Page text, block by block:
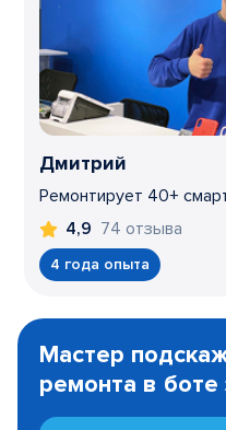
Дмитрий
Ремонтирует 40+
4,9 74 отзыва
4 года опыта
1
Мастер
ремонта в боте